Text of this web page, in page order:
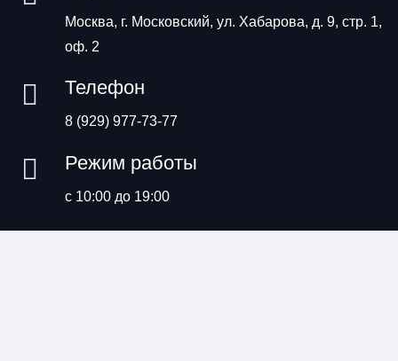
Москва, г. Московский, ул. Хабарова, д. 9, стр. 1,
оф. 2
Телефон
8 (929) 977-73-77
Режим работы
с 10:00 до 19:00